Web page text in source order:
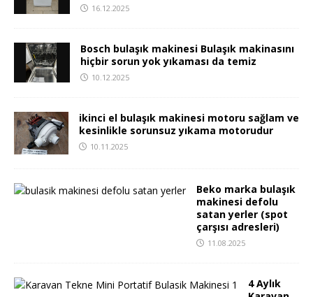
16.12.2025
Bosch bulaşık makinesi Bulaşık makinasını
hiçbir sorun yok yıkaması da temiz
10.12.2025
ikinci el bulaşık makinesi motoru sağlam ve
kesinlikle sorunsuz yıkama motorudur
10.11.2025
Beko marka bulaşık
makinesi defolu
satan yerler (spot
çarşısı adresleri)
11.08.2025
4 Aylık